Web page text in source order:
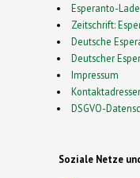
Esperanto-
Zeitschrift:
Deutsche
Deutscher
Impressum
DSGVO-
Soziale Netze